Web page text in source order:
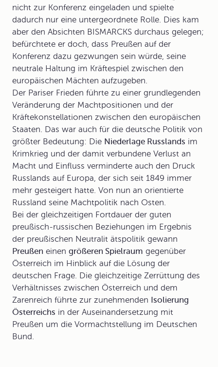
nicht zur Konferenz eingeladen und spielte
dadurch nur eine untergeordnete Rolle. Dies kam
aber den Absichten BISMARCKS durchaus gelegen;
befürchtete er doch, dass Preußen auf der
Konferenz dazu gezwungen sein würde, seine
neutrale Haltung im Kräftespiel zwischen den
europäischen Mächten aufzugeben.
Der Pariser Frieden führte zu einer grundlegenden
Veränderung der Machtpositionen und der
Kräftekonstellationen zwischen den europäischen
Staaten. Das war auch für die deutsche Politik von
größter Bedeutung: Die Niederlage Russlands im
Krimkrieg und der damit verbundene Verlust an
Macht und Einfluss verminderte auch den Druck
Russlands auf Europa, der sich seit 1849 immer
mehr gesteigert hatte. Von nun an orientierte
Russland seine Machtpolitik nach Osten.
Bei der gleichzeitigen Fortdauer der guten
preußisch-russischen Beziehungen im Ergebnis
der preußischen Neutralit ätspolitik gewann
Preußen einen größeren Spielraum gegenüber
Österreich im Hinblick auf die Lösung der
deutschen Frage. Die gleichzeitige Zerrüttung des
Verhältnisses zwischen Österreich und dem
Zarenreich führte zur zunehmenden Isolierung
Österreichs in der Auseinandersetzung mit
Preußen um die Vormachtstellung im Deutschen
Bund.